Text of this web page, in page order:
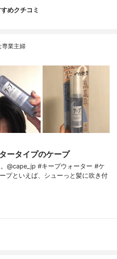
めクチコミ
専業主婦
ータイプのケープ
@cape_jp #キープウォーター #ケ
プといえば、シューっと髪に吹き付